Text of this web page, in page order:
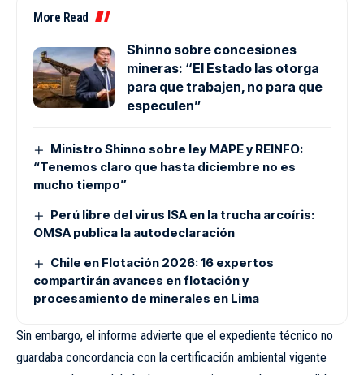
More Read
Shinno sobre concesiones
mineras: “El Estado las otorga
para que trabajen, no para que
especulen”
Ministro Shinno sobre ley MAPE y REINFO:
“Tenemos claro que hasta diciembre no es
mucho tiempo”
Perú libre del virus ISA en la trucha arcoíris:
OMSA publica la autodeclaración
Chile en Flotación 2026: 16 expertos
compartirán avances en flotación y
procesamiento de minerales en Lima
Sin embargo, el informe advierte que el expediente técnico no
guardaba concordancia con la certificación ambiental vigente